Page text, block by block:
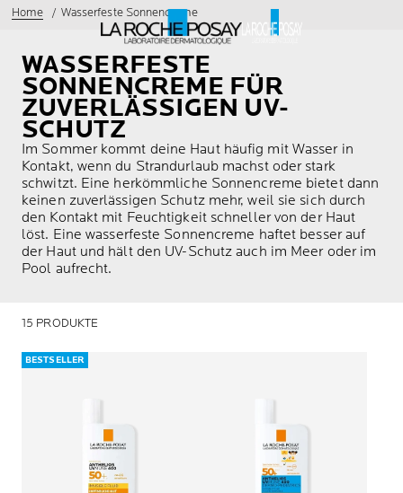
Home Wasserfeste Sonnencreme
WASSERFESTE
SONNENCREME FÜR
ZUVERLÄSSIGEN UV-
SCHUTZ
Im Sommer kommt deine Haut häufig mit Wasser in
Kontakt, wenn du Strandurlaub machst oder stark
schwitzt. Eine herkömmliche Sonnencreme bietet dann
keinen zuverlässigen Schutz mehr, weil sie sich durch
den Kontakt mit Feuchtigkeit schneller von der Haut
löst. Eine wasserfeste Sonnencreme haftet besser auf
der Haut und hält den UV-Schutz auch im Meer oder im
Pool aufrecht.
15 PRODUKTE
BESTSELLER